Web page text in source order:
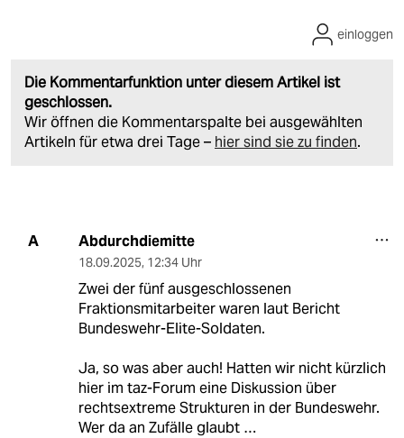
Die Kommentarfunktion unter diesem Artikel ist
geschlossen.
Wir öffnen die Kommentarspalte bei ausgewählten
Artikeln für etwa drei Tage – hier sind sie zu finden.
einloggen
A Abdurchdiemitte
18.09.2025, 12:34 Uhr
Zwei der fünf ausgeschlossenen
Fraktionsmitarbeiter waren laut Bericht
Bundeswehr-Elite-Soldaten.
Ja, so was aber auch! Hatten wir nicht kürzlich
hier im taz-Forum eine Diskussion über
rechtsextreme Strukturen in der Bundeswehr.
Wer da an Zufälle glaubt …